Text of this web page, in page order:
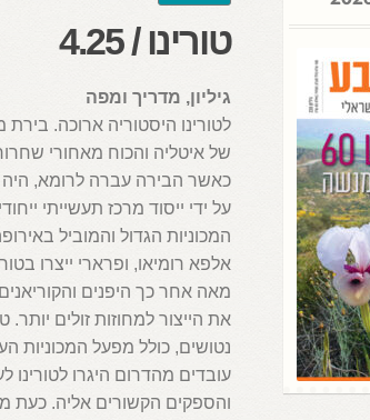
טורינו / 4.25
גיליון, מדריך ומפה
לטורינו היסטוריה ארוכה.
כאשר הבירה עברה לרומא,
על ידי ייסוד מרכז תעשייתי
המכוניות הגדול והמוביל
אלפא רומיאו, ופרארי ייצרו
מאה אחר כך היפנים
את הייצור למחוזות זולים
נטושים, כולל מפעל המכוניות
עובדים מהדרום היגרו לטורינו
והספקים הקשורים אליה. כעת